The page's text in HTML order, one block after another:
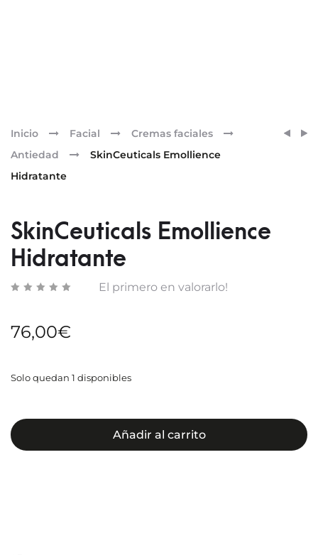
Inicio Facial
Cremas faciales
Antiedad
SkinCeuticals Emollience
Hidratante
SkinCeuticals Emollience
Hidratante
El primero en valorarlo!
76,00€
Solo quedan 1 disponibles
Añadir al carrito